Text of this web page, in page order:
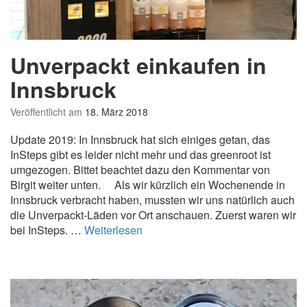
Unverpackt einkaufen in
Innsbruck
Veröffentlicht am 18. März 2018
Update 2019: In Innsbruck hat sich einiges getan, das
InSteps gibt es leider nicht mehr und das greenroot ist
umgezogen. Bittet beachtet dazu den Kommentar von
Birgit weiter unten. Als wir kürzlich ein Wochenende in
Innsbruck verbracht haben, mussten wir uns natürlich auch
die Unverpackt-Läden vor Ort anschauen. Zuerst waren wir
bei InSteps. … Weiterlesen
r